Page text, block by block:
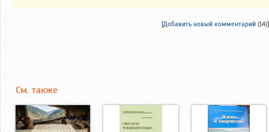
[Добавить новый комментарий (14)]
См. также